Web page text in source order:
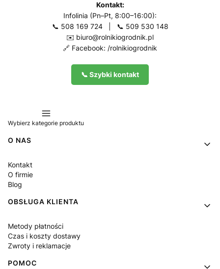
Kontakt:
Infolinia (Pn–Pt, 8:00–16:00):
📞 508 169 724| 📞 509 530 148
✉️ biuro@rolnikiogrodnik.pl
🔗 Facebook: /rolnikiogrodnik
📞 Szybki kontakt
Wybierz kategorie produktu
Linki w stopce
O NAS
Kontakt
O firmie
Blog
OBSŁUGA KLIENTA
Metody płatności
Czas i koszty dostawy
Zwroty i reklamacje
POMOC